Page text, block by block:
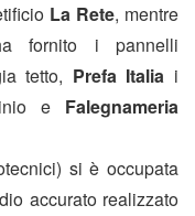
La Rete, mentre
fornito i pannelli
tetto, Prefa Italia i
e Falegnameria
si è occupata
accurato realizzato